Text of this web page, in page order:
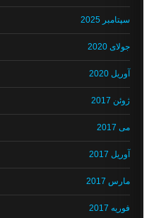
سپتامبر 2025
جولای 2020
آوریل 2020
ژوئن 2017
می 2017
آوریل 2017
مارس 2017
فوریه 2017